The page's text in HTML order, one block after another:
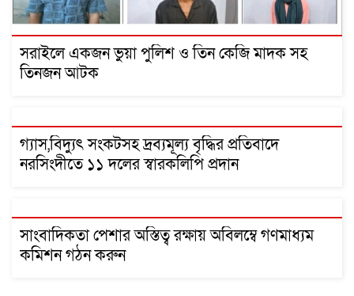
সরাইলে একজন ভুয়া পুলিশ ও তিন কেজি মাদক সহ
তিনজন আটক
গ্যাস,বিদ্যুৎ সংকটসহ দ্রব্যমূল্য বৃদ্ধির প্রতিবাদে
নরসিংদীতে ১১ দলের স্বারকলিপি প্রদান
সাংবাদিকতা পেশার অস্তিত্ব রক্ষায় অবিলম্বে গণমাধ্যম
কমিশন গঠন করুন